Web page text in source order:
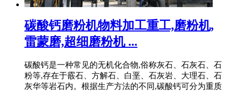
碳酸钙磨粉机物料加工重工,磨粉机,
雷蒙磨,超细磨粉机 ...
碳酸钙是一种常见的无机化合物,俗称灰石、石灰石、石
粉等,存在于霰石、方解石、白垩、石灰岩、大理石、石
灰华等岩石内。根据生产方法的不同,碳酸钙可分为重质